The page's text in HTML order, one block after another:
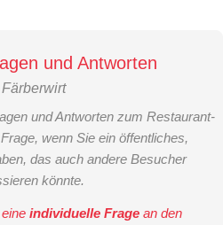
und Antworten
Färberwirt
und Antworten zum Restaurant-
wenn Sie ein öffentliches,
das auch andere Besucher
könnte.
eineindividuelle Frage an den